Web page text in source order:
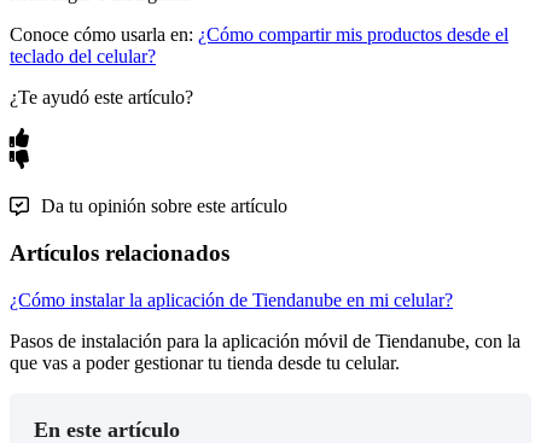
Conoce cómo usarla en: ¿Cómo compartir mis productos desde el
teclado del celular?
¿Te ayudó este artículo?
Da tu opinión sobre este artículo
Artículos relacionados
¿Cómo instalar la aplicación de Tiendanube en mi celular?
Pasos de instalación para la aplicación móvil de Tiendanube, con la
que vas a poder gestionar tu tienda desde tu celular.
En este artículo